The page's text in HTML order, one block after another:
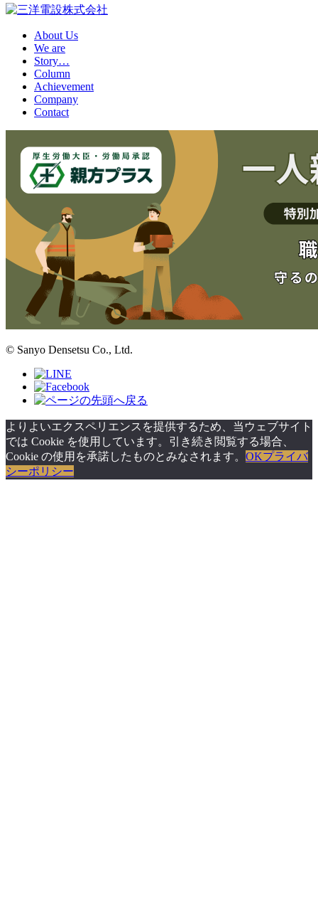
About Us
We are
Story…
Column
Achievement
Company
Contact
© Sanyo Densetsu Co., Ltd.
よりよいエクスペリエンスを提供するため、当ウェブサイト
では Cookie を使用しています。引き続き閲覧する場合、
Cookie の使用を承諾したものとみなされます。 OKプライバ
シーポリシー